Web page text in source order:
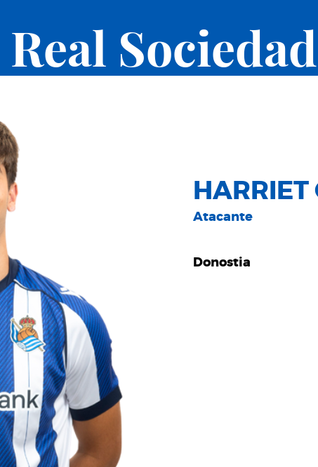
Real
Atacante
Donostia